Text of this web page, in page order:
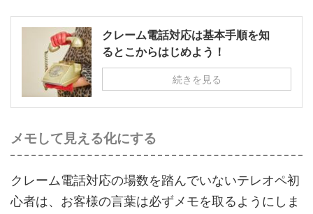
クレーム電話対応は基本手順を知
るとこからはじめよう！
続きを見る
メモして見える化にする
クレーム電話対応の場数を踏んでいないテレオペ初
心者は、お客様の言葉は必ずメモを取るようにしま